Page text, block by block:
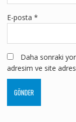
E-posta *
Daha sonraki
adresim ve site